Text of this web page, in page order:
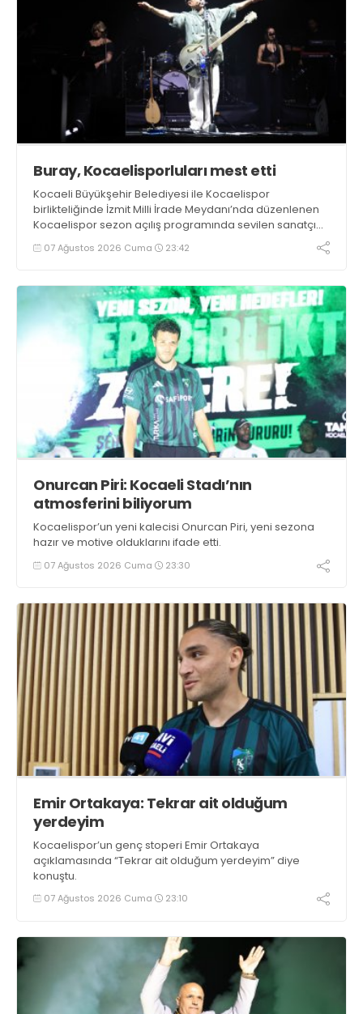
Buray, Kocaelisporluları mest etti
Kocaeli Büyükşehir Belediyesi ile Kocaelispor
birlikteliğinde İzmit Milli İrade Meydanı’nda düzenlenen
Kocaelispor sezon açılış programında sevilen sanatçı
Buray, verdiği konserle meydanı inletti.
07 Ağustos 2026 Cuma 23:42
Onurcan Piri: Kocaeli Stadı’nın
atmosferini biliyorum
Kocaelispor’un yeni kalecisi Onurcan Piri, yeni sezona
hazır ve motive olduklarını ifade etti.
07 Ağustos 2026 Cuma 23:30
Emir Ortakaya: Tekrar ait olduğum
yerdeyim
Kocaelispor’un genç stoperi Emir Ortakaya
açıklamasında “Tekrar ait olduğum yerdeyim” diye
konuştu.
07 Ağustos 2026 Cuma 23:10